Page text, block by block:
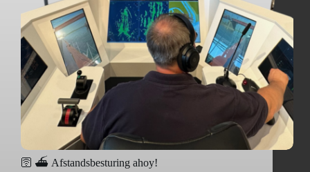
🛜 ⛴️ Afstandsbesturing ahoy!